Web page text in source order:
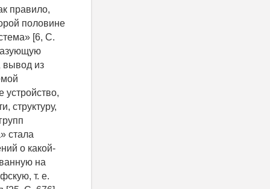
этом «официальные взгляды» в рамках реализуемого правления признавались единственно верными, поскольку иных «взглядов» при такой постановке в этих условиях в принципе и быть не могло. Кроме того, еще фон Берталанфи категорию «система» определил как «совокупность связанных в единое целое, взаимодействующих элементов» [25, С. 23 - 82], где именно взаимодействие определяет появление у системы целостных (эмерджентных) свойств, которые отсутствуют у ее отдельных элементов и их простой суммы. Поэтому отсутствие смыслового наполнения понятия «официальный взгляд», отношений между такими «официальными взглядами», а также характера взаимодействия между такими элементами делает фразу «система официальных взглядов» полностью неопределенной. Оставив без определения категорию «информация», под которой сегодня понимают «сообщения, осведомляющие о положении дел» [23, С. 213] и которая оценивается количеством энтропии, авторы доктрины определили «информационную сферу» в виде некоторой произвольной совокупности, куда они включили «совокупность информации, объекты информатизации, информационные системы, сайты в информационно-телекоммуникационной сети «Интернет» (далее - сеть «Интернет»), сети связи, инфо